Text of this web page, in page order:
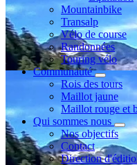
Mountainbike
Transalp
Vélo de course
Randonnées
Touring vélo
Communauté
Rois des tours
Maillot jaune
Maillot rouge et
Qui sommes nous
Nos objectifs
Contact
Direction